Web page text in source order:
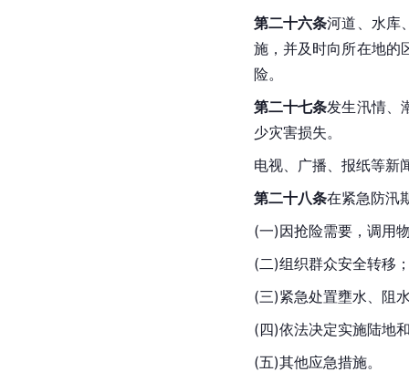
第二十六条河道、水库
施，并及时向所在地的
险。
第二十七条发生汛情、
少灾害损失。
电视、广播、报纸等新
第二十八条在紧急防汛
(一)因抢险需要，调用
(二)组织群众安全转移
(三)紧急处置壅水、阻
(四)依法决定实施陆地
(五)其他应急措施。